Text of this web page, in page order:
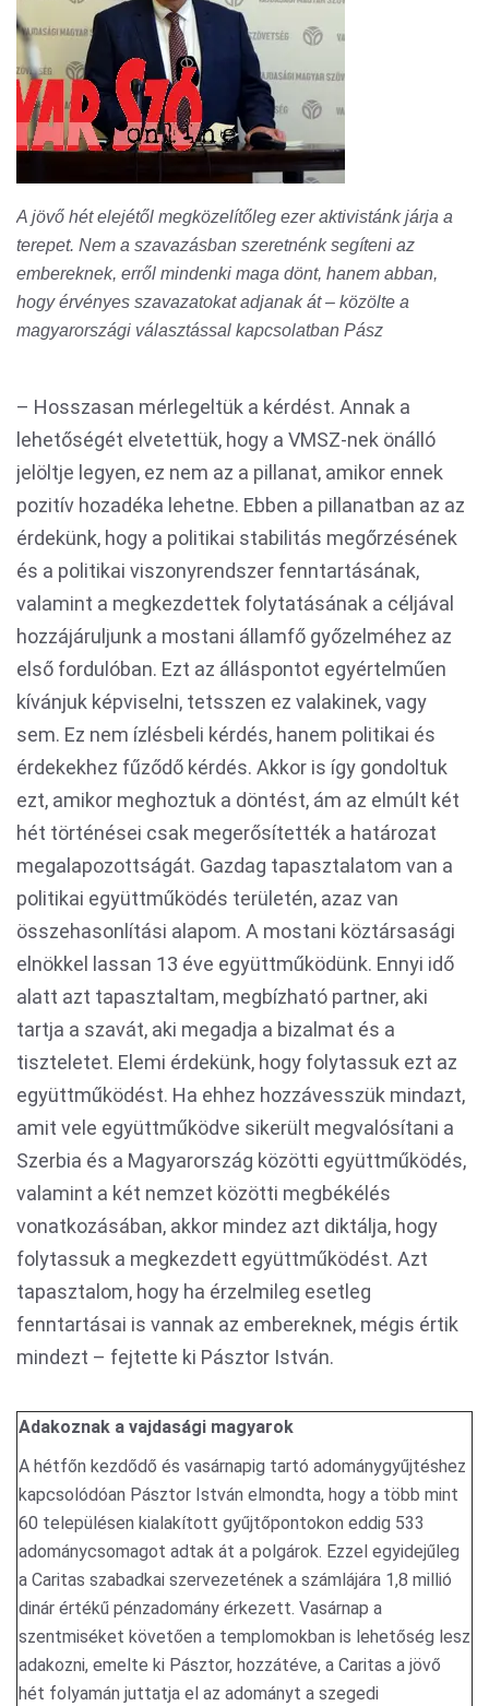
A jövő hét elejétől megközelítőleg ezer aktivistánk járja a
terepet. Nem a szavazásban szeretnénk segíteni az
embereknek, erről mindenki maga dönt, hanem abban,
hogy érvényes szavazatokat adjanak át – közölte a
magyarországi választással kapcsolatban Pász
– Hosszasan mérlegeltük a kérdést. Annak a
lehetőségét elvetettük, hogy a VMSZ-nek önálló
jelöltje legyen, ez nem az a pillanat, amikor ennek
pozitív hozadéka lehetne. Ebben a pillanatban az az
érdekünk, hogy a politikai stabilitás megőrzésének
és a politikai viszonyrendszer fenntartásának,
valamint a megkezdettek folytatásának a céljával
hozzájáruljunk a mostani államfő győzelméhez az
első fordulóban. Ezt az álláspontot egyértelműen
kívánjuk képviselni, tetsszen ez valakinek, vagy
sem. Ez nem ízlésbeli kérdés, hanem politikai és
érdekekhez fűződő kérdés. Akkor is így gondoltuk
ezt, amikor meghoztuk a döntést, ám az elmúlt két
hét történései csak megerősítették a határozat
megalapozottságát. Gazdag tapasztalatom van a
politikai együttműködés területén, azaz van
összehasonlítási alapom. A mostani köztársasági
elnökkel lassan 13 éve együttműködünk. Ennyi idő
alatt azt tapasztaltam, megbízható partner, aki
tartja a szavát, aki megadja a bizalmat és a
tiszteletet. Elemi érdekünk, hogy folytassuk ezt az
együttműködést. Ha ehhez hozzávesszük mindazt,
amit vele együttműködve sikerült megvalósítani a
Szerbia és a Magyarország közötti együttműködés,
valamint a két nemzet közötti megbékélés
vonatkozásában, akkor mindez azt diktálja, hogy
folytassuk a megkezdett együttműködést. Azt
tapasztalom, hogy ha érzelmileg esetleg
fenntartásai is vannak az embereknek, mégis értik
mindezt – fejtette ki Pásztor István.
Adakoznak a vajdasági magyarok
A hétfőn kezdődő és vasárnapig tartó adománygyűjtéshez
kapcsolódóan Pásztor István elmondta, hogy a több mint
60 településen kialakított gyűjtőpontokon eddig 533
adománycsomagot adtak át a polgárok. Ezzel egyidejűleg
a Caritas szabadkai szervezetének a számlájára 1,8 millió
dinár értékű pénzadomány érkezett. Vasárnap a
szentmiséket követően a templomokban is lehetőség lesz
adakozni, emelte ki Pásztor, hozzátéve, a Caritas a jövő
hét folyamán juttatja el az adományt a szegedi